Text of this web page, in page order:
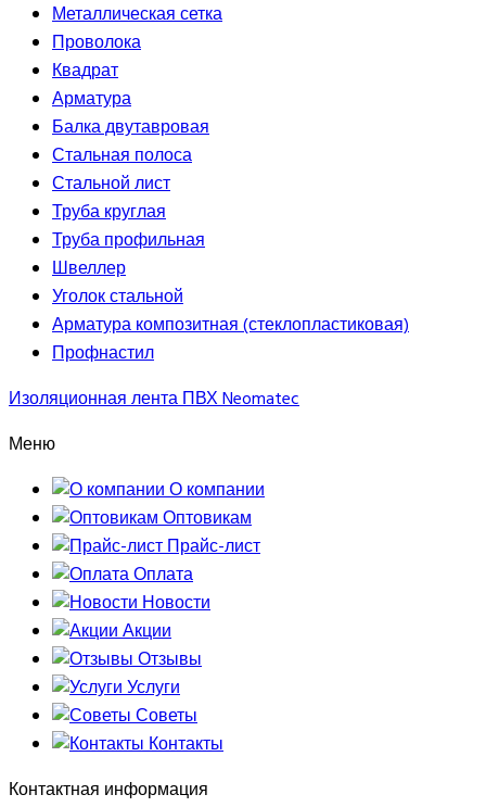
Металлическая сетка
Проволока
Квадрат
Арматура
Балка двутавровая
Стальная полоса
Стальной лист
Труба круглая
Труба профильная
Швеллер
Уголок стальной
Арматура композитная (стеклопластиковая)
Профнастил
Изоляционная лента ПВХ Neomatec
Меню
О компании
Оптовикам
Прайс-лист
Оплата
Новости
Акции
Отзывы
Услуги
Советы
Контакты
Контактная информация